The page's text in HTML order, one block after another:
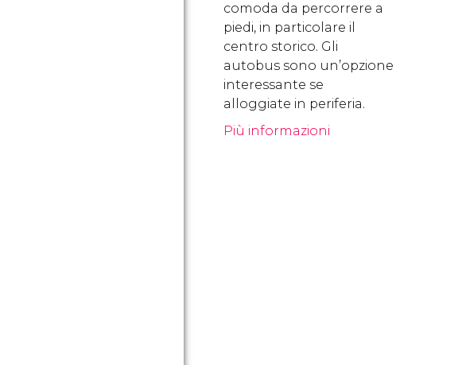
comoda da percorrere a
piedi, in particolare il
centro storico. Gli
autobus sono un’opzione
interessante se
alloggiate in periferia.
Più informazioni